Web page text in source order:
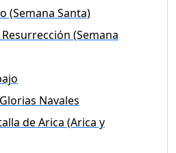
(Semana Santa)
(Semana
Navales
de Arica (Arica y